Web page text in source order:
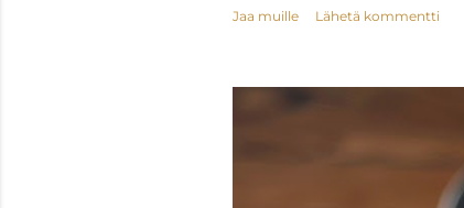
Jaa muille Lähetä kommentti